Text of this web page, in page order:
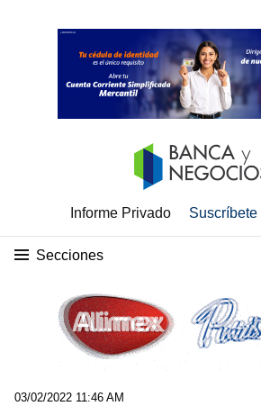
Informe Privado Suscríbete
Secciones
03/02/2022 11:46 AM